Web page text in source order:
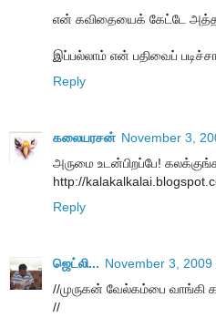
என் கவிதையைக் கேட்டே
இப்பல்லாம் என் பதிவைப்
Reply
கலையரசன் November 3,
அருமை உடன்பிறப்பே!
http://
Reply
ஜெட்லி... November 3, 2009
//முருகன் வேல்கம்பை
//